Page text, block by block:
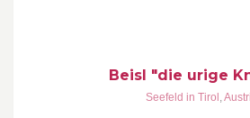
Beisl "die urige
Seefeld in Tirol ,